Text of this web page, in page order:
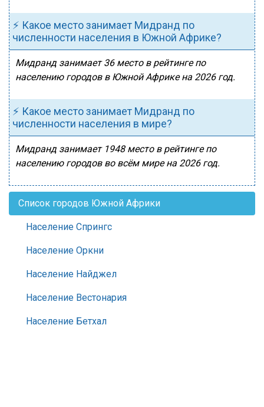
⚡ Какое место занимает Мидранд по
численности населения в Южной Африке?
Мидранд занимает 36 место в рейтинге по
населению городов в Южной Африке на 2026 год.
⚡ Какое место занимает Мидранд по
численности населения в мире?
Мидранд занимает 1948 место в рейтинге по
населению городов во всём мире на 2026 год.
Список городов Южной Африки
Население Спрингс
Население Оркни
Население Найджел
Население Вестонария
Население Бетхал